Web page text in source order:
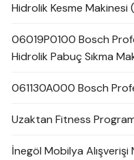
Hidrolik Kesme
06019P0100 Bosch
Hidrolik Pabuç Sıkma
061130A000 Bosch
Uzaktan Fitness
İnegöl Mobilya Alışverişi